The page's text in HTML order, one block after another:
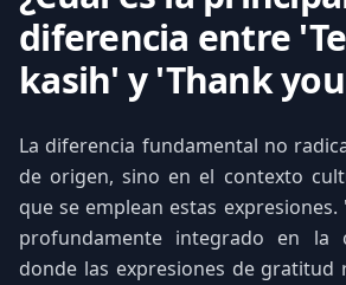
diferencia entre
kasih' y 'Thank
La diferencia fundamental no
de origen, sino en el contexto
que se emplean estas
profundamente integrado en la
donde las expresiones de gratitud